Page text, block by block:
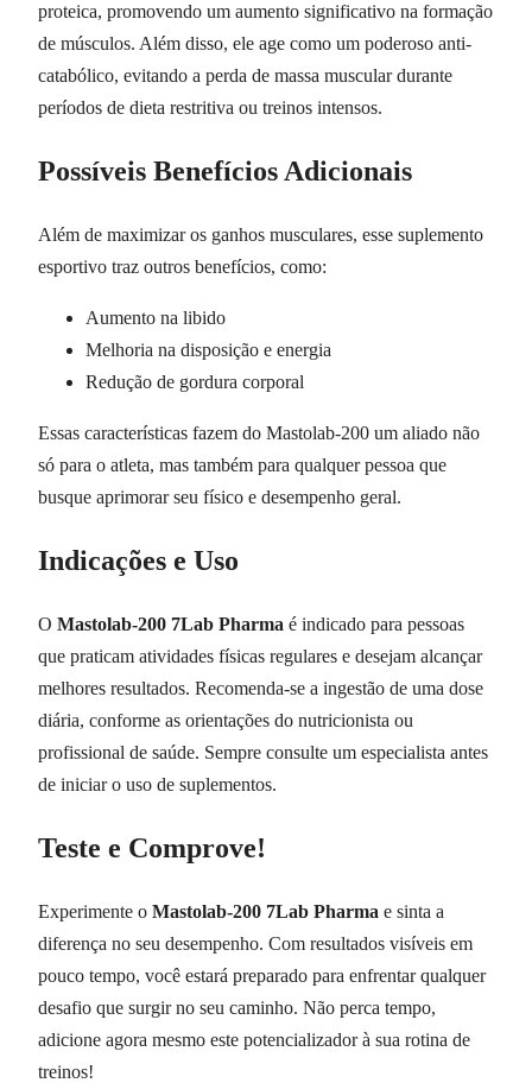
proteica, promovendo um aumento significativo na formação
de músculos. Além disso, ele age como um poderoso anti-
catabólico, evitando a perda de massa muscular durante
períodos de dieta restritiva ou treinos intensos.
Possíveis Benefícios Adicionais
Além de maximizar os ganhos musculares, esse suplemento
esportivo traz outros benefícios, como:
Aumento na libido
Melhoria na disposição e energia
Redução de gordura corporal
Essas características fazem do Mastolab-200 um aliado não
só para o atleta, mas também para qualquer pessoa que
busque aprimorar seu físico e desempenho geral.
Indicações e Uso
O Mastolab-200 7Lab Pharma é indicado para pessoas
que praticam atividades físicas regulares e desejam alcançar
melhores resultados. Recomenda-se a ingestão de uma dose
diária, conforme as orientações do nutricionista ou
profissional de saúde. Sempre consulte um especialista antes
de iniciar o uso de suplementos.
Teste e Comprove!
Experimente o Mastolab-200 7Lab Pharma e sinta a
diferença no seu desempenho. Com resultados visíveis em
pouco tempo, você estará preparado para enfrentar qualquer
desafio que surgir no seu caminho. Não perca tempo,
adicione agora mesmo este potencializador à sua rotina de
treinos!